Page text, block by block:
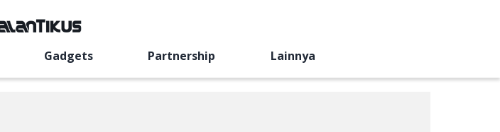
Gadgets Partnership Lainnya